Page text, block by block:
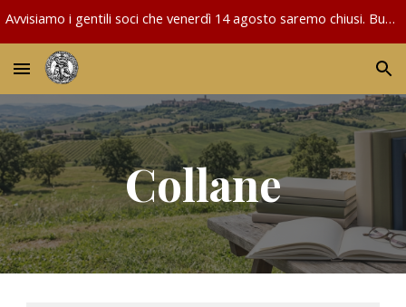
Avvisiamo i gentili soci che venerdì 14 agosto saremo chiusi. Buon Ferragosto!
Collane